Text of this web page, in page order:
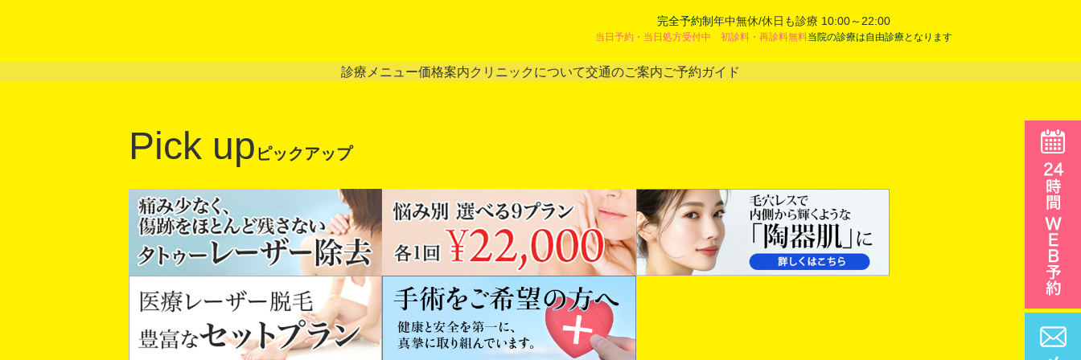
完全予約制年中無休/休日も診療 10:00～22:00
当日予約・当日処方受付中 初診料・再診料無料当院の診療は自由診療となります
診療メニュー価格案内クリニックについて交通のご案内ご予約ガイド
Pick up ピックアップ